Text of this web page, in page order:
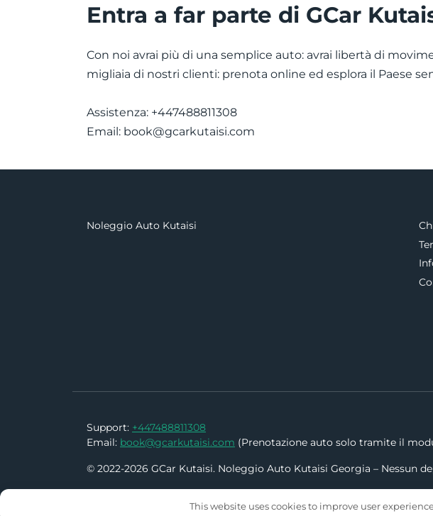
Entra a far parte di GCar
Con noi avrai più di una semplice auto: avrai libertà di
migliaia di nostri clienti: prenota online ed esplora il Paese
Assistenza: +447488811308
Email: book@gcarkutaisi.com
Noleggio Auto Kutaisi
Support: +447488811308
Email: book@gcarkutaisi.com (Prenotazione auto solo tramite il
© 2022-2026 GCar Kutaisi. Noleggio Auto Kutaisi Georgia – Nessun
This website uses cookies to improve user